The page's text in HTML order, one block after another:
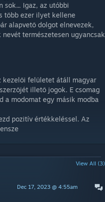
sok... Igaz, az utóbbi
több ezer ilyet kellene
alapvető dolgot elnevezek,
természetesen ugyancsak
kezelői felületet átáll magyar
illető jogok. E csomag
a modomat egy másik modba
pozitív értékkeléssel. Az
View All (3)
Dec 17, 2023 @ 4:55am